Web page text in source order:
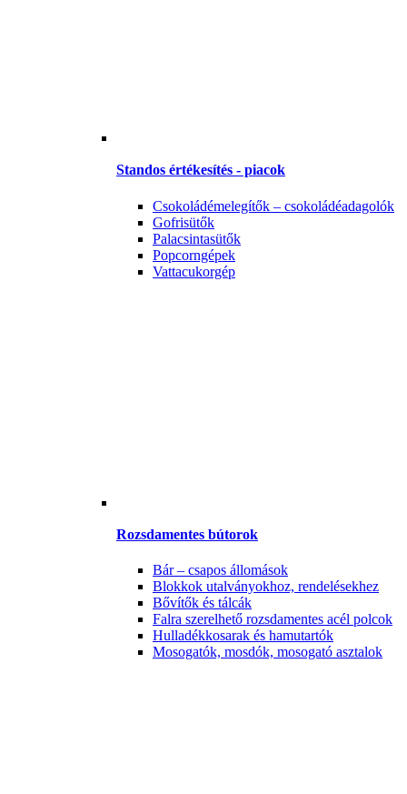
Standos értékesítés - piacok
Csokoládémelegítők – csokoládéadagolók
Gofrisütők
Palacsintasütők
Popcorngépek
Vattacukorgép
Rozsdamentes bútorok
Bár – csapos állomások
Blokkok utalványokhoz, rendelésekhez
Bővítők és tálcák
Falra szerelhető rozsdamentes acél polcok
Hulladékkosarak és hamutartók
Mosogatók, mosdók, mosogató asztalok